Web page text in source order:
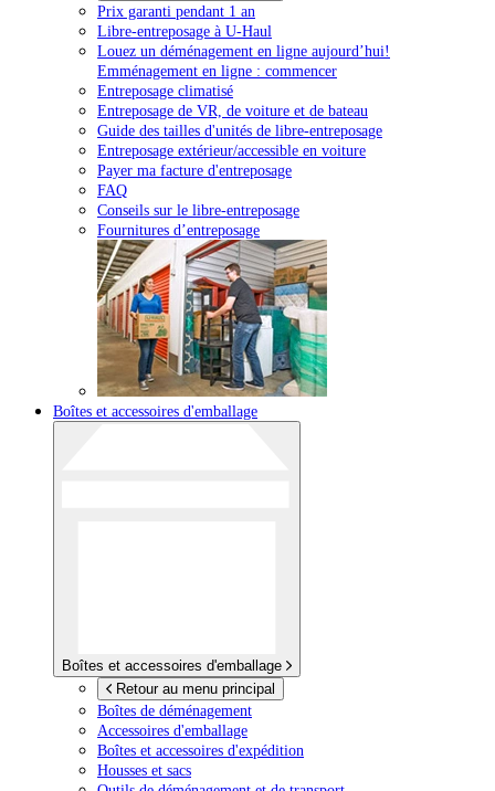
Prix garanti pendant 1 an
Libre-entreposage à U-Haul
Louez un déménagement en ligne aujourd’hui!
Emménagement en ligne : commencer
Entreposage climatisé
Entreposage de VR, de voiture et de bateau
Guide des tailles d'unités de libre-entreposage
Entreposage extérieur/accessible en voiture
Payer ma facture d'entreposage
FAQ
Conseils sur le libre-entreposage
Fournitures d’entreposage
Boîtes et accessoires d'emballage
Boîtes et accessoires d'emballage
Retour au menu principal
Boîtes de déménagement
Accessoires d'emballage
Boîtes et accessoires d'expédition
Housses et sacs